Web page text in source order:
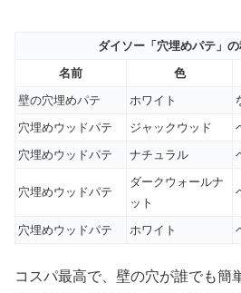
ダイソー「穴埋めパテ」
名前
色
壁の穴埋めパテ
ホワイト
穴埋めウッドパテ
ジャックウッド
穴埋めウッドパテ
ナチュラル
穴埋めウッドパテ
ダークウォールナ
ット
穴埋めウッドパテ ホワイト
コスパ最高で、壁の穴が誰でも簡